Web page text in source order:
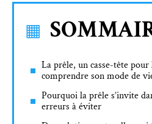
La prêle, un casse-tête
comprendre son mode de
Pourquoi la prêle s’invite
erreurs à éviter